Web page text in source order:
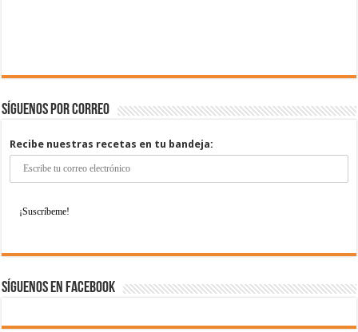
Síguenos por correo
Recibe nuestras recetas en tu bandeja:
Síguenos en Facebook